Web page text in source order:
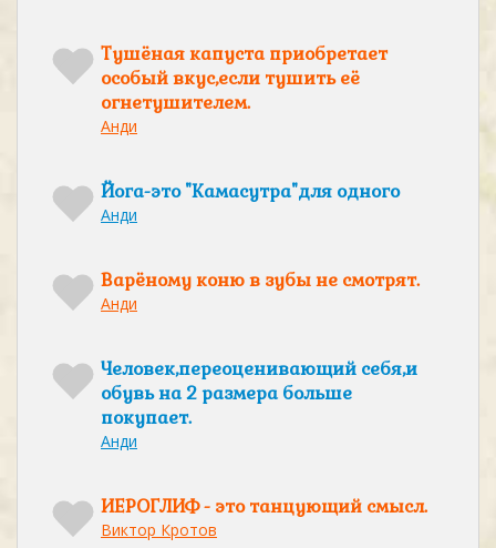
Тушёная капуста приобретает
особый вкус,если тушить её
огнетушителем.
Анди
Йога-это "Камасутра"для одного
Анди
Варёному коню в зубы не смотрят.
Анди
Человек,переоценивающий себя,и
обувь на 2 размера больше
покупает.
Анди
ИЕРОГЛИФ - это танцующий смысл.
Виктор Кротов